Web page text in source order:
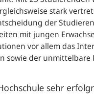
stark
der
mit jungen
vor allem das
sowie der unmittelbare
sehr